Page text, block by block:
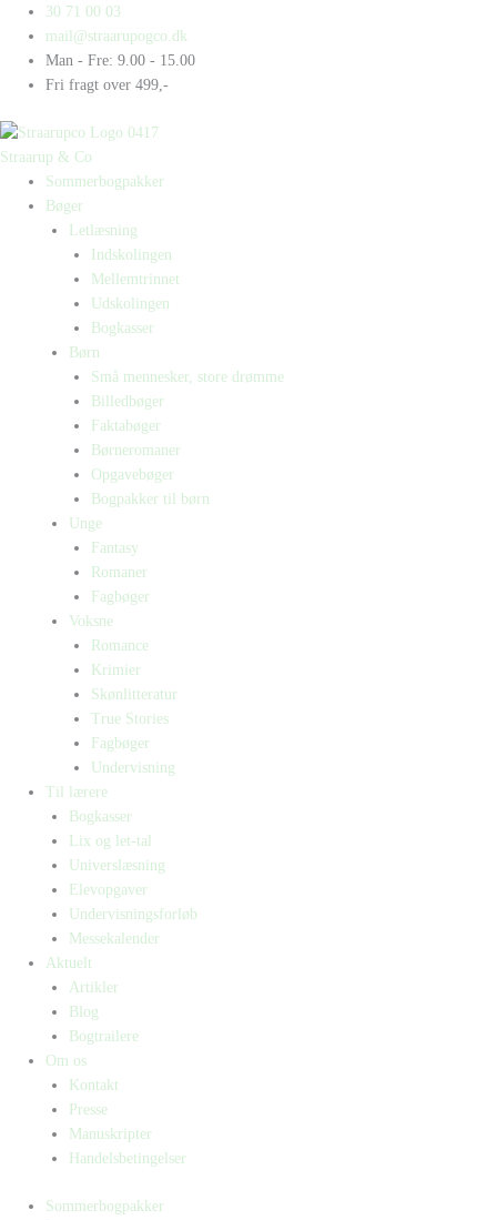
indholdet
30 71 00 03
mail@straarupogco.dk
Man - Fre: 9.00 - 15.00
Fri fragt over 499,-
Straarup & Co
Sommerbogpakker
Bøger
Letlæsning
Indskolingen
Mellemtrinnet
Udskolingen
Bogkasser
Børn
Små mennesker, store drømme
Billedbøger
Faktabøger
Børneromaner
Opgavebøger
Bogpakker til børn
Unge
Fantasy
Romaner
Fagbøger
Voksne
Romance
Krimier
Skønlitteratur
True Stories
Fagbøger
Undervisning
Til lærere
Bogkasser
Lix og let-tal
Universlæsning
Elevopgaver
Undervisningsforløb
Messekalender
Aktuelt
Artikler
Blog
Bogtrailere
Om os
Kontakt
Presse
Manuskripter
Handelsbetingelser
Sommerbogpakker
Products
search
Products
search
Maxi
Bogkasse